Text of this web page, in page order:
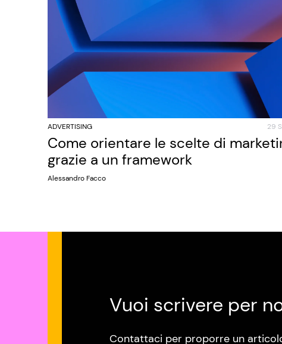
ADVERTISING 29
Come orientare le scelte di
grazie a un framework
Alessandro Facco
Vuoi scrivere per
Contattaci per proporre un